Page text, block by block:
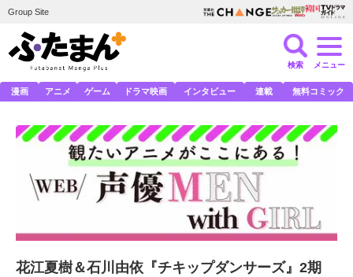
Group Site
検索 メニュー
漫画 アニメ ゲーム ドラマ映画 インタビュー 連載 無料コミック
花江夏樹＆石川由依『チキップダンサーズ』2期